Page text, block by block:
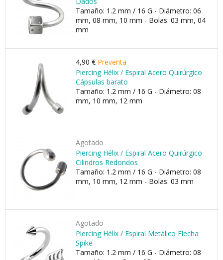
Tamaño: 1.2 mm / 16 G - Diámetro: 06
mm, 08 mm, 10 mm - Bolas: 03 mm, 04
mm
4,90 € Preventa
Piercing Hélix / Espiral Acero Quirúrgico
Cápsulas barato
Tamaño: 1.2 mm / 16 G - Diámetro: 08
mm, 10 mm, 12 mm
Agotado
Piercing Hélix / Espiral Acero Quirúrgico
Cilindros Redondos
Tamaño: 1.2 mm / 16 G - Diámetro: 08
mm, 10 mm, 12 mm - Bolas: 03 mm
Agotado
Piercing Hélix / Espiral Metálico Flecha
Spike
Tamaño: 1.2 mm / 16 G - Diámetro: 08